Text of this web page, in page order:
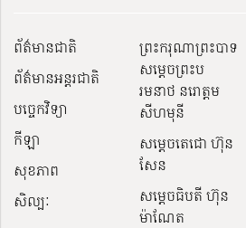
ព័ត៌មានជាតិ
ព័ត៌មានអន្តរជាតិ
បច្ចេកវិទ្យា
កីឡា
សុខភាព
សិល្បៈ
ព្រះករុណាព្រះបាទ
សម្តេចព្រះប
រមនាថ នរោត្តម
សីហមុនី
សម្តេចតេជោ ហ៊ុន
សែន
សម្ដេចធិបតី ហ៊ុន
ម៉ាណែត